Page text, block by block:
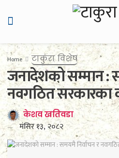
Home टाकुरा विशेष
जनादेशको सम्मान :
नवगठित सरकारका
केशव खतिवडा
मंसिर १३, २०८२